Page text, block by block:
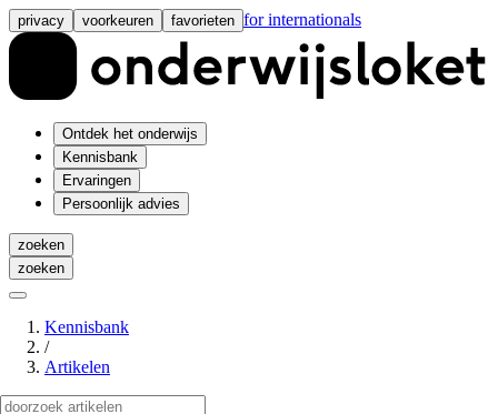
privacy voorkeuren favorieten for internationals
Ontdek het onderwijs
Kennisbank
Ervaringen
Persoonlijk advies
zoeken
zoeken
Kennisbank
/
Artikelen